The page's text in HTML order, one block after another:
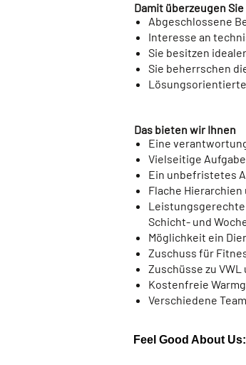
Damit überzeugen
Abgeschlossene
Interesse an
Sie besitzen
Sie beherrschen
Das bieten wir Ihnen
Eine
Vielseitige
Ein unbefristetes
Flache
Leistungsgerechte
Schicht- und
Möglichkeit ein
Zuschuss für
Zuschüsse zu
Kostenfreie
Verschiedene
Feel Good About Us: